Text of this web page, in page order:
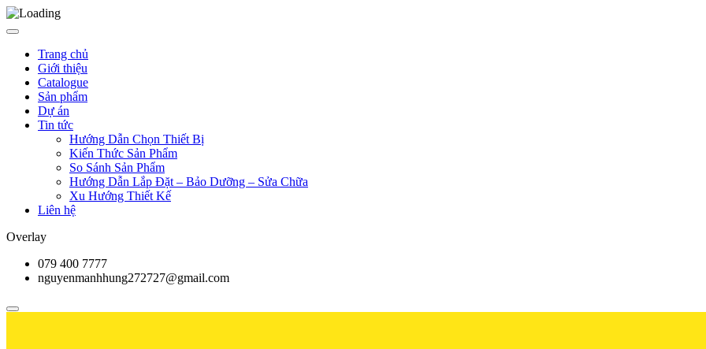
Trang chủ
Giới thiệu
Catalogue
Sản phẩm
Dự án
Tin tức
Hướng Dẫn Chọn Thiết Bị
Kiến Thức Sản Phẩm
So Sánh Sản Phẩm
Hướng Dẫn Lắp Đặt – Bảo Dưỡng – Sửa Chữa
Xu Hướng Thiết Kế
Liên hệ
Overlay
079 400 7777
nguyenmanhhung272727@gmail.com